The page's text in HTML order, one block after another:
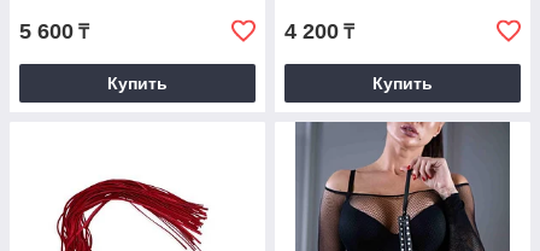
5 600 ₸
Купить
4 200 ₸
Купить